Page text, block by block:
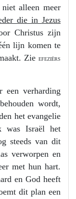
alleen meer
die in Jezus
Christus zijn
lijn komen te
Zie EFEZIËRS
een verharding
wordt,
het evangelie
was Israël het
steeds van dit
verworpen en
met hun hart.
en God heeft
dit plan een